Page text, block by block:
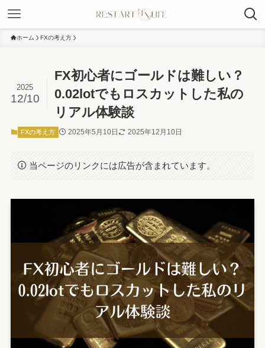
ホーム FXの考え方
FX初心者にゴールドは難しい？
0.02lotでもロスカットした私の
リアル体験談
2025
12/10
FXの考え方 2025年5月10日 2025年12月10日
当ページのリンクには広告が含まれています。